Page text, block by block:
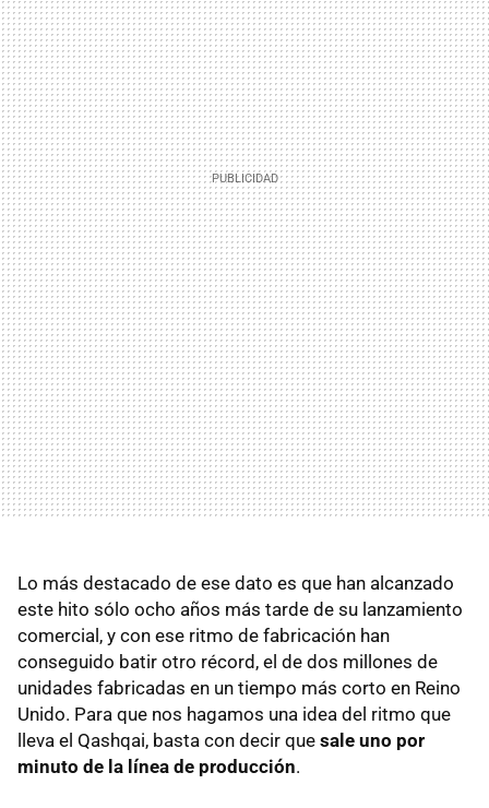
Lo más destacado de ese dato es que han alcanzado
este hito sólo ocho años más tarde de su lanzamiento
comercial, y con ese ritmo de fabricación han
conseguido batir otro récord, el de dos millones de
unidades fabricadas en un tiempo más corto en Reino
Unido. Para que nos hagamos una idea del ritmo que
lleva el Qashqai, basta con decir que sale uno por
minuto de la línea de producción.